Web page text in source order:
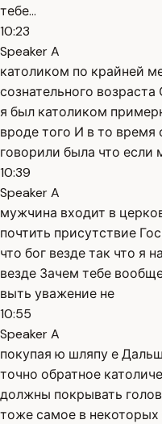
тебе...
10:23
Speaker A
католиком по крайней
сознательного
я был католиком
вроде того И в то
говорили была что если
10:39
Speaker A
мужчина входит в
почтить присутствие
что бог везде так что я
везде Зачем тебе
выть уважение не
10:55
Speaker A
покупая ю шляпу е
точно обратное
должны покрывать
тоже самое в